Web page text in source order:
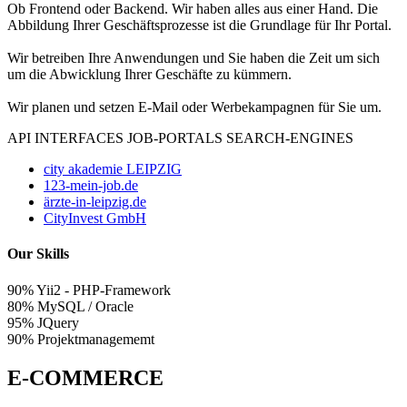
Ob Frontend oder Backend. Wir haben alles aus einer Hand. Die
Abbildung Ihrer Geschäftsprozesse ist die Grundlage für Ihr Portal.
Wir betreiben Ihre Anwendungen und Sie haben die Zeit um sich
um die Abwicklung Ihrer Geschäfte zu kümmern.
Wir planen und setzen E-Mail oder Werbekampagnen für Sie um.
API INTERFACES JOB-PORTALS SEARCH-ENGINES
city akademie LEIPZIG
123-mein-job.de
ärzte-in-leipzig.de
CityInvest GmbH
Our Skills
90%Yii2 - PHP-Framework
80% MySQL / Oracle
95% JQuery
90% Projektmanagememt
E-COMMERCE